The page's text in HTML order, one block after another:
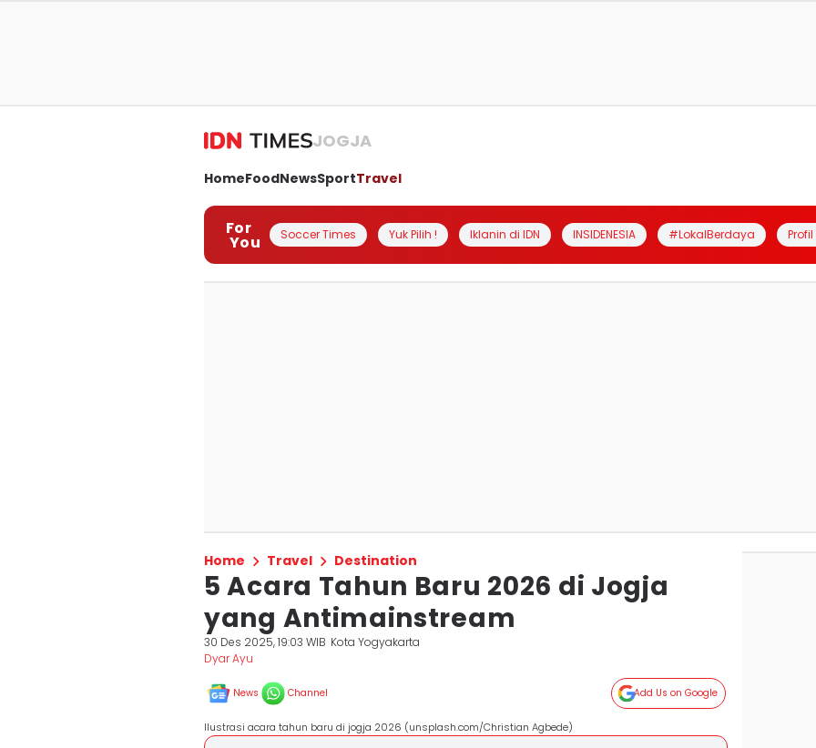
JOGJA
HomeFoodNewsSportTravel
For
You Soccer Times Yuk Pilih ! Iklanin di IDN INSIDENESIA #LokalBerdaya
Home Travel Destination
5 Acara Tahun Baru 2026 di Jogja
yang Antimainstream
30 Des 2025, 19:03 WIB Kota Yogyakarta
Dyar Ayu
News Channel Add Us on Google
Ilustrasi acara tahun baru di jogja 2026 (unsplash.com/Christian Agbede)